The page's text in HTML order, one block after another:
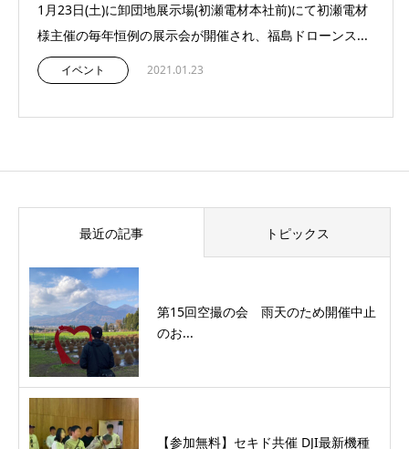
1月23日(土)に卸団地展示場(初瀬電材本社前)にて初瀬電材
様主催の毎年恒例の展示会が開催され、福島ドローンス...
イベント 2021.01.23
最近の記事 トピックス
第15回空撮の会 雨天のため開催中止
のお...
【参加無料】セキド共催 DJI最新機種